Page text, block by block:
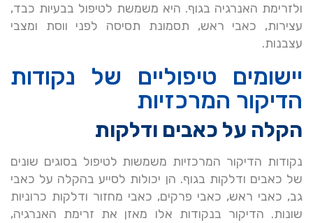
ולזרימת האנרגיה בגוף. היא משמשת לטיפול בבעיות כבד,
עצירות, כאבי ראש, תסמונת תסיסה לפני ווסת ומצבי
עצבנות.
יישומים טיפוליים של נקודות
הדיקור המרכזיות
הקלה על כאבים ודלקות
נקודות הדיקור המרכזיות משמשות לטיפול בסוגים שונים
של כאבים ודלקות בגוף. הן יכולות לסייע בהקלה על כאבי
גב, כאבי ראש, כאבי פרקים, כאבי מחזור ודלקות כרוניות
שונות. הדיקור בנקודות אלו מאזן את זרימת האנרגיה,